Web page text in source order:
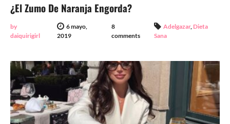
¿El Zumo De Naranja Engorda?
by
daiquirigirl
6 mayo,
2019
8
comments
Adelgazar, Dieta
Sana